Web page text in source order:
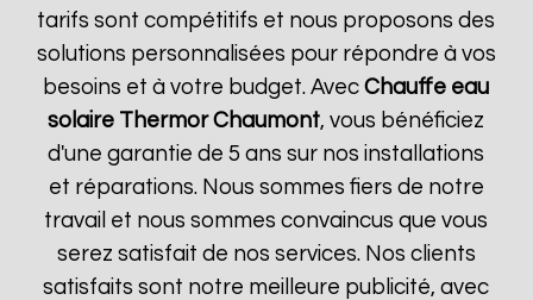
tarifs sont compétitifs et nous proposons des
solutions personnalisées pour répondre à vos
besoins et à votre budget. AvecChauffe eau
solaire Thermor Chaumont, vous bénéficiez
d'une garantie de 5 ans sur nos installations
et réparations. Nous sommes fiers de notre
travail et nous sommes convaincus que vous
serez satisfait de nos services. Nos clients
satisfaits sont notre meilleure publicité, avec